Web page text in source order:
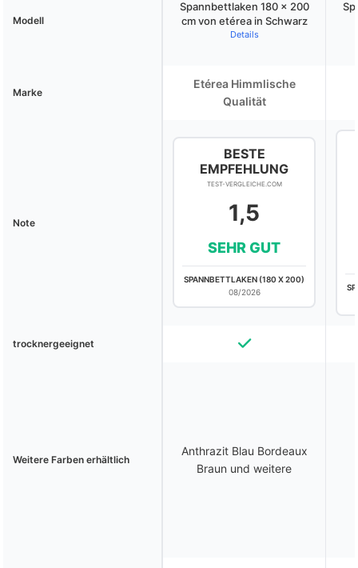
Modell
Spannbettlaken 180 x 200
cm von etérea in Schwarz
Details
Marke
Etérea Himmlische
Qualität
Note
BESTE
EMPFEHLUNG
TEST-VERGLEICHE.COM
1,5
SEHR GUT
SPANNBETTLAKEN (180 X 200)
08/2026
trocknergeeignet
Weitere Farben erhältlich
Anthrazit Blau Bordeaux
Braun und weitere